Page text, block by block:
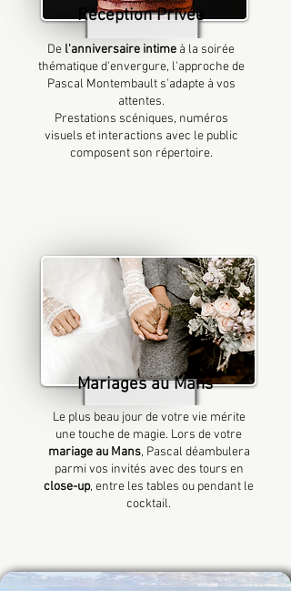
De l'anniversaire intime à la soirée
thématique d'envergure, l'approche de
Pascal Montembault s'adapte à vos
attentes.
Prestations scéniques, numéros
visuels et interactions avec le public
composent son répertoire.
Réception Privée
Le plus beau jour de votre vie mérite
une touche de magie. Lors de votre
mariage au Mans, Pascal déambulera
parmi vos invités avec des tours en
close-up, entre les tables ou pendant le
cocktail.
Mariages au Mans